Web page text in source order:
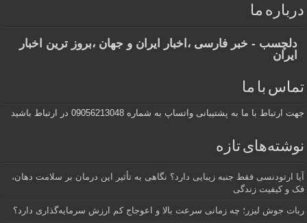
درباره ما
دلچسب - خبر فارسی ،اخبار ایران و جهان ،بروز ترین اخبار
ایران
تماس با ما
جهت ارتباط با ما به پشتیبانی واتساپ به شماره 09056213048 در ارتباط باشید
نوشته‌های تازه
آیا ارتودنسی فقط جنبه زیبایی دارد؟ نگاهی به تأثیر این درمان بر سلامت دهان،
فک و کیفیت زندگی
ربات جوش لیزر؛ چه زمانی سرعت بالا و اعوجاج کم ارزش سرمایه‌گذاری دارد؟